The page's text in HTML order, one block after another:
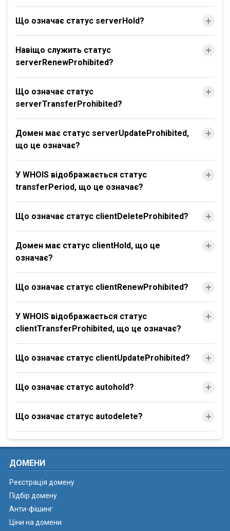
Що означає статус serverHold?
Навіщо служить статус
serverRenewProhibited?
Що означає статус
serverTransferProhibited?
Домен має статус serverUpdateProhibited,
що це означає?
У WHOIS відображається статус
transferPeriod, що це означає?
Що означає статус clientDeleteProhibited?
Домен має статус clientHold, що це
означає?
Що означає статус clientRenewProhibited?
У WHOIS відображається статус
clientTransferProhibited, що це означає?
Що означає статус clientUpdateProhibited?
Що означає статус autohold?
Що означає статус autodelete?
ДОМЕНИ
Реєстрація домену
Підбір домену
Анти-фішинг
Ціни на домени